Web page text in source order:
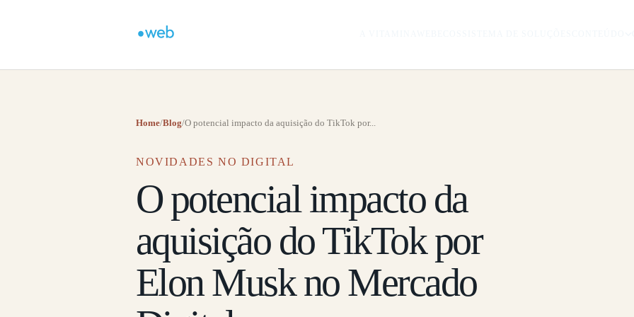
Home/Blog/O potencial impacto da aquisição do TikTok por...
NOVIDADES NO DIGITAL
O potencial impacto da
aquisição do TikTok por
Elon Musk no Mercado